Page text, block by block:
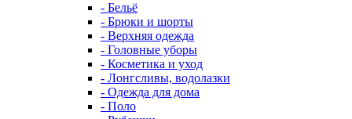
- Бельё
- Брюки и шорты
- Верхняя одежда
- Головные уборы
- Косметика и уход
- Лонгсливы, водолазки
- Одежда для дома
- Поло